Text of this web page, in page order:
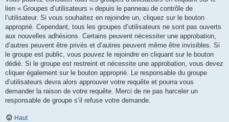
lien « Groupes d’utilisateurs » depuis le panneau de contrôle de
l’utilisateur. Si vous souhaitez en rejoindre un, cliquez sur le bouton
approprié. Cependant, tous les groupes d’utilisateurs ne sont pas ouverts
aux nouvelles adhésions. Certains peuvent nécessiter une approbation,
d’autres peuvent être privés et d’autres peuvent même être invisibles. Si
le groupe est public, vous pouvez le rejoindre en cliquant sur le bouton
dédié. Si le groupe est restreint et nécessite une approbation, vous devez
cliquer également sur le bouton approprié. Le responsable du groupe
d’utilisateurs devra alors approuver votre requête et pourra vous
demander la raison de votre requête. Merci de ne pas harceler un
responsable de groupe s’il refuse votre demande.
Haut